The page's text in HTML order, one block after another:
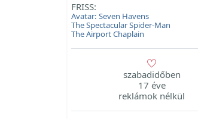
FRISS:
Avatar: Seven Havens
The Spectacular Spider-Man
The Airport Chaplain
szabadidőben
17 éve
reklámok nélkül